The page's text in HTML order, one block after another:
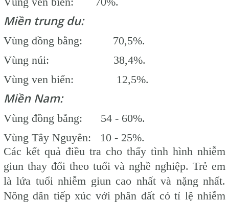
Miền trung du:
Vùng đồng bằng: 70,5%.
Vùng núi: 38,4%.
Vùng ven biển: 12,5%.
Miền Nam:
Vùng đồng bằng: 54 - 60%.
Vùng Tây Nguyên: 10 - 25%.
Các kết quả điều tra cho thấy tình hình nhiễm
giun thay đổi theo tuổi và nghề nghiệp. Trẻ em
là lứa tuổi nhiễm giun cao nhất và nặng nhất.
Nông dân tiếp xúc với phân đất có tỉ lệ nhiễm